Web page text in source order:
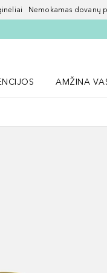
Nemokamas dovanų
AMŽINA